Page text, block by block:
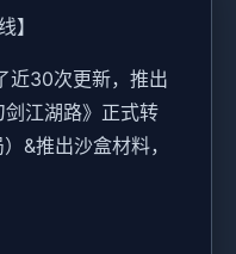
】
近30次更新，推出
江湖路》正式转
&推出沙盒材料，